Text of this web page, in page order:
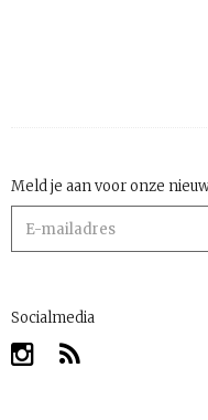
Meld je aan voor onze
Socialmedia